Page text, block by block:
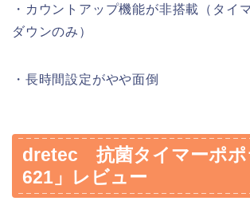
・カウントアップ機能が非搭載（タイ
ダウンのみ）
・長時間設定がやや面倒
dretec 抗菌タイマーポポ
621」レビュー